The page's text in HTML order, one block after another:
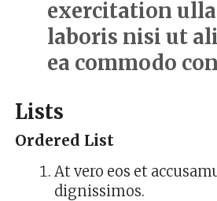
exquisite
comprehensive
education
care.
best
with
exercitation
laboris nisi ut
ea commodo
Lists
Ordered List
At vero eos et
dignissimos.